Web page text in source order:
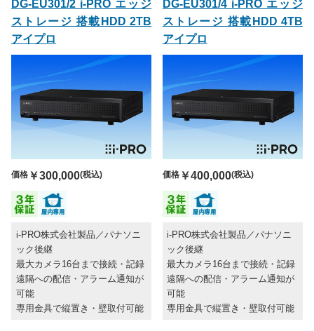
DG-EU301/2 i-PRO エッジ
ストレージ 搭載HDD 2TB
アイプロ
価格 ￥300,000(税込)
i-PRO株式会社製品／パナソニ
ック後継
最大カメラ16台まで接続・記録
遠隔への配信・アラーム通知が
可能
専用金具で縦置き・壁取付可能
DG-EU301/4 i-PRO エッジ
ストレージ 搭載HDD 4TB
アイプロ
価格￥400,000(税込)
i-PRO株式会社製品／パナソニ
ック後継
最大カメラ16台まで接続・記録
遠隔への配信・アラーム通知が
可能
専用金具で縦置き・壁取付可能